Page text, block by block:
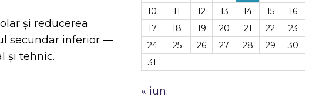
și reducerea
secundar inferior —
și tehnic.
10
11 12 13 14 15
16
17
18 19 20 21 22
23
24
25 26 27 28 29
30
31
« iun.